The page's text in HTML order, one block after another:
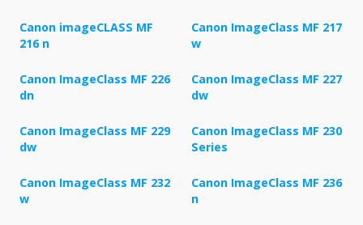
Canon imageCLASS MF
216 n
Canon ImageClass MF 217
w
Canon ImageClass MF 226
dn
Canon ImageClass MF 227
dw
Canon ImageClass MF 229
dw
Canon ImageClass MF 230
Series
Canon ImageClass MF 232
w
Canon ImageClass MF 236
n